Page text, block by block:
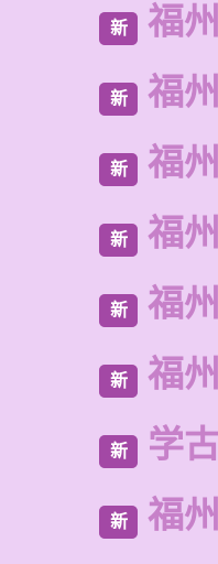
新 福
新 福
新 福
新 福
新 福
新 福
新 学
新 福